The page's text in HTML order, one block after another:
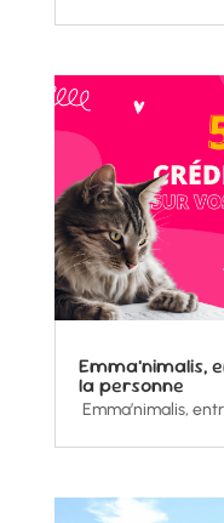
Emma’nimalis,
la personne
Emma’nimalis,